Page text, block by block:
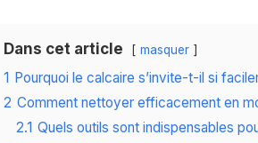
Dans cet article masquer
1 Pourquoi le calcaire s’invite-t-il si
2 Comment nettoyer efficacement en
2.1 Quels outils sont indispensables